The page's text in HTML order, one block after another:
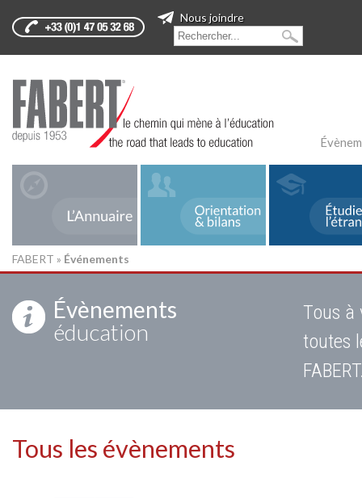
Nous joindre
FABERT » Événements
Évènements
éducation
Tous à
toutes
Tous les évènements